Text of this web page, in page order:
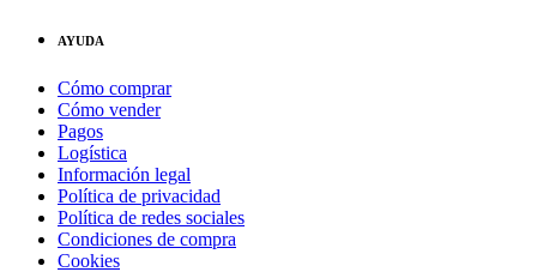
AYUDA
Cómo comprar
Cómo vender
Pagos
Logística
Información legal
Política de privacidad
Política de redes sociales
Condiciones de compra
Cookies